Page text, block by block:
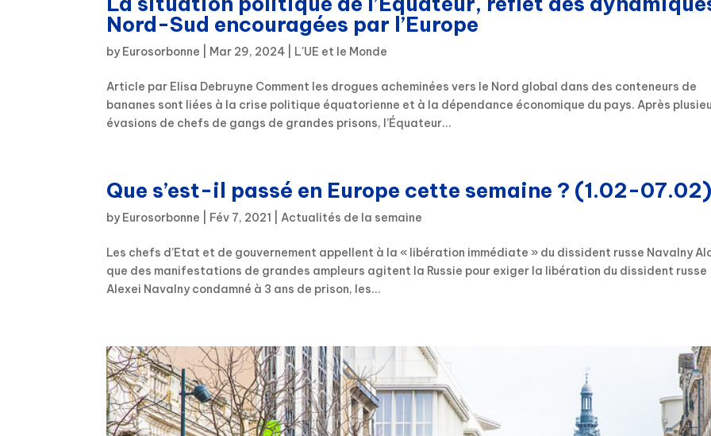
Nord-Sud encouragées par l’Europe
by Eurosorbonne Mar 29, 2024 L'UE et le Monde
Article par Elisa Debruyne Comment les drogues acheminées vers le Nord global dans des conteneurs de
bananes sont liées à la crise politique équatorienne et à la dépendance économique du pays. Après
évasions de chefs de gangs de grandes prisons, l’Équateur...
Que s’est-il passé en Europe cette semaine ? (1.02-07.02)
by Eurosorbonne Fév 7, 2021 |Actualités de la semaine
Les chefs d’Etat et de gouvernement appellent à la « libération immédiate » du dissident russe Navalny
que des manifestations de grandes ampleurs agitent la Russie pour exiger la libération du dissident russe
Alexei Navalny condamné à 3 ans de prison, les...